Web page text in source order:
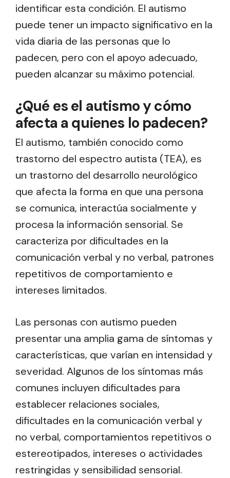
identificar esta condición. El autismo
puede tener un impacto significativo en la
vida diaria de las personas que lo
padecen, pero con el apoyo adecuado,
pueden alcanzar su máximo potencial.
¿Qué es el autismo y cómo
afecta a quienes lo padecen?
El autismo, también conocido como
trastorno del espectro autista (TEA), es
un trastorno del desarrollo neurológico
que afecta la forma en que una persona
se comunica, interactúa socialmente y
procesa la información sensorial. Se
caracteriza por dificultades en la
comunicación verbal y no verbal, patrones
repetitivos de comportamiento e
intereses limitados.
Las personas con autismo pueden
presentar una amplia gama de síntomas y
características, que varían en intensidad y
severidad. Algunos de los síntomas más
comunes incluyen dificultades para
establecer relaciones sociales,
dificultades en la comunicación verbal y
no verbal, comportamientos repetitivos o
estereotipados, intereses o actividades
restringidas y sensibilidad sensorial.